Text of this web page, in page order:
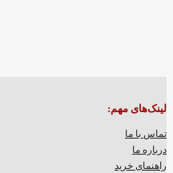
لینک‌های مهم:
تماس با ما
درباره ما
راهنمای خرید